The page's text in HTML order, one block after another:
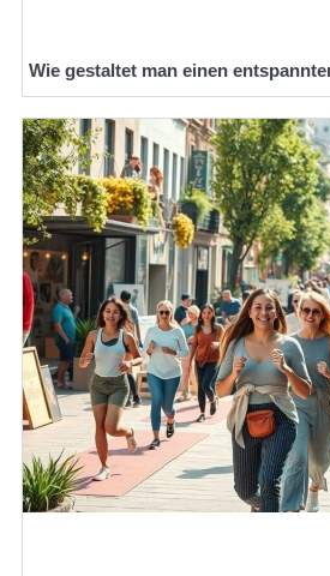
Wie gestaltet man einen